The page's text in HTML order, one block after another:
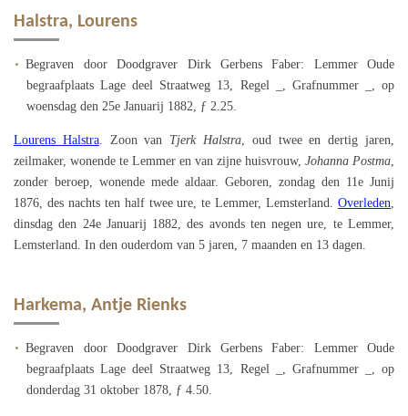
Halstra, Lourens
Begraven door Doodgraver Dirk Gerbens Faber: Lemmer Oude
begraafplaats Lage deel Straatweg 13, Regel _, Grafnummer _, op
woensdag den 25e Januarij 1882, ƒ 2.25.
Lourens Halstra. Zoon van Tjerk Halstra, oud twee en dertig jaren,
zeilmaker, wonende te Lemmer en van zijne huisvrouw, Johanna Postma,
zonder beroep, wonende mede aldaar. Geboren, zondag den 11e Junij
1876, des nachts ten half twee ure, te Lemmer, Lemsterland. Overleden,
dinsdag den 24e Januarij 1882, des avonds ten negen ure, te Lemmer,
Lemsterland. In den ouderdom van 5 jaren, 7 maanden en 13 dagen.
Harkema, Antje Rienks
Begraven door Doodgraver Dirk Gerbens Faber: Lemmer Oude
begraafplaats Lage deel Straatweg 13, Regel _, Grafnummer _, op
donderdag 31 oktober 1878, ƒ 4.50.